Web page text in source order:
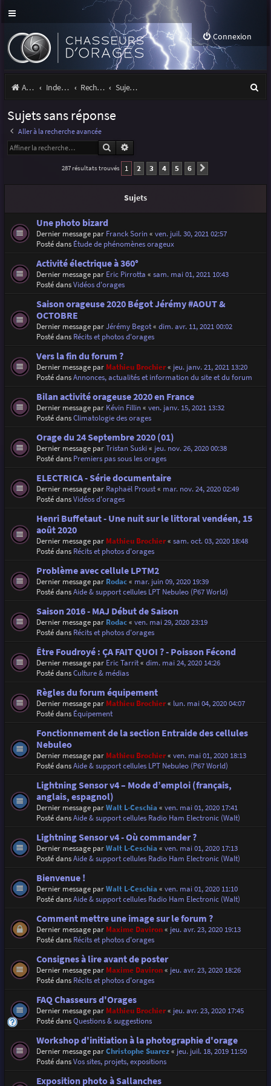
Connexion
Accueil Index du forum Rechercher Sujets sans réponse
h
Sujets sans réponse
Aller à la recherche avancée
Rechercher
287 résultats trouvés 1 2 3 4 5 6
Sujets
Une photo bizard
Dernier message par Franck Sorin« ven. juil. 30, 2021 02:57
Posté dans Étude de phénomènes orageux
Activité électrique à 360°
Dernier message par Eric Pirrotta « sam. mai 01, 2021 10:43
Posté dansVidéos d'orages
Saison orageuse 2020 Bégot Jérémy #AOUT &
OCTOBRE
Dernier message parJérémy Begot« dim. avr. 11, 2021 00:02
Posté dans Récits et photos d'orages
Vers la fin du forum ?
Dernier message par Mathieu Brochier« jeu. janv. 21, 2021 13:20
Posté dansAnnonces, actualités et information du site et du forum
Bilan activité orageuse 2020 en France
Dernier message par Kévin Fillin« ven. janv. 15, 2021 13:32
Posté dansClimatologie des orages
Orage du 24 Septembre 2020 (01)
Dernier message parTristan Suski« jeu. nov. 26, 2020 00:38
Posté dans Premiers pas sous les orages
ELECTRICA - Série documentaire
Dernier message par Raphaël Proust« mar. nov. 24, 2020 02:49
Posté dansVidéos d'orages
Henri Buffetaut - Une nuit sur le littoral vendéen, 15
août 2020
Dernier message par Mathieu Brochier« sam. oct. 03, 2020 18:48
Posté dans Récits et photos d'orages
Problème avec cellule LPTM2
Dernier message par Rodac« mar. juin 09, 2020 19:39
Posté dansAide & support cellules LPT Nebuleo (P67 World)
Saison 2016 - MAJ Début de Saison
Dernier message par Rodac« ven. mai 29, 2020 23:19
Posté dans Récits et photos d'orages
Être Foudroyé : ÇA FAIT QUOI ? - Poisson Fécond
Dernier message par Eric Tarrit« dim. mai 24, 2020 14:26
Posté dansCulture & médias
Règles du forum équipement
Dernier message par Mathieu Brochier« lun. mai 04, 2020 04:07
Posté dans Équipement
Fonctionnement de la section Entraide des cellules
Nebuleo
Dernier message par Mathieu Brochier« ven. mai 01, 2020 18:13
Posté dansAide & support cellules LPT Nebuleo (P67 World)
Lightning Sensor v4 – Mode d’emploi (français,
anglais, espagnol)
Dernier message parWalt L-Ceschia « ven. mai 01, 2020 17:41
Posté dansAide & support cellules Radio Ham Electronic (Walt)
Lightning Sensor v4 - Où commander ?
Dernier message parWalt L-Ceschia « ven. mai 01, 2020 17:13
Posté dansAide & support cellules Radio Ham Electronic (Walt)
Bienvenue !
Dernier message parWalt L-Ceschia « ven. mai 01, 2020 11:10
Posté dansAide & support cellules Radio Ham Electronic (Walt)
Comment mettre une image sur le forum ?
Dernier message par Maxime Daviron« jeu. avr. 23, 2020 19:13
Posté dans Récits et photos d'orages
Consignes à lire avant de poster
Dernier message par Maxime Daviron« jeu. avr. 23, 2020 18:26
Posté dans Récits et photos d'orages
FAQ Chasseurs d'Orages
Dernier message par Mathieu Brochier« jeu. avr. 23, 2020 17:45
Posté dansQuestions & suggestions
Workshop d'initiation à la photographie d'orage
Dernier message parChristophe Suarez« jeu. juil. 18, 2019 11:50
Posté dansVos sites, projets, expositions
Exposition photo à Sallanches